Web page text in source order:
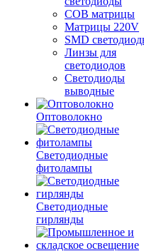
COB матрицы
Матрицы 220V
SMD
Линзы для
светодиодов
Светодиоды
выводные
Оптоволокно
Светодиодные
фитолампы
Светодиодные
гирлянды